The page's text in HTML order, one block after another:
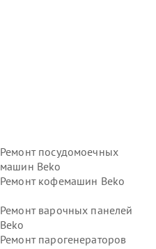
Ремонт посудомоечных
машин Beko
Ремонт кофемашин Beko
Ремонт варочных панелей
Beko
Ремонт парогенераторов